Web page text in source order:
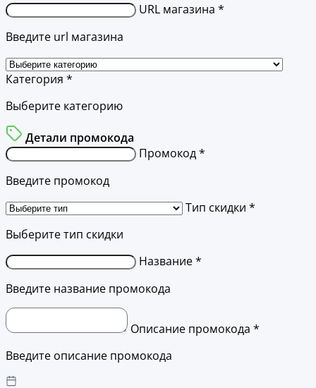
URL магазина *
Введите url магазина
Категория *
Выберите категорию
Детали промокода
Промокод *
Введите промокод
Тип скидки *
Выберите тип скидки
Название *
Введите название промокода
Описание промокода *
Введите описание промокода